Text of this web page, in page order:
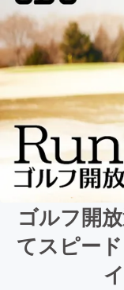
ゴルフ開
てスピー